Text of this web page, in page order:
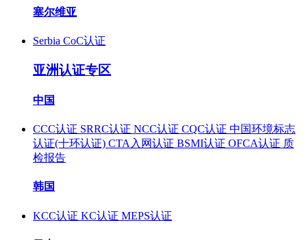
塞尔维亚
Serbia CoC认证
亚洲认证专区
中国
CCC认证 SRRC认证 NCC认证 CQC认证 中国环境标志
认证(十环认证) CTA入网认证 BSMI认证 OFCA认证 质
检报告
韩国
KCC认证 KC认证 MEPS认证